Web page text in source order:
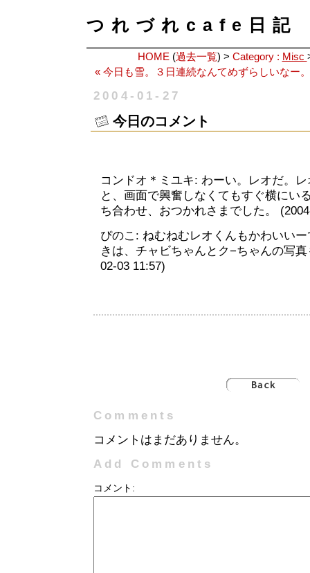
つれづれcafe日記
HOME (過去一覧) > Category : Misc
« 今日も雪。３日連続なんてめずらしいなー。
2004-01-27
今日のコメント
コンドオ＊ミユキ: わーい。レオだ。
と、画面で興奮しなくてもすぐ横にい
ち合わせ、おつかれさまでした。
ぴのこ: ねむねむレオくんもかわいい
きは、チャビちゃんとク−ちゃんの写
02-03 11:57)
Comments
コメントはまだありません。
Add Comments
コメント: